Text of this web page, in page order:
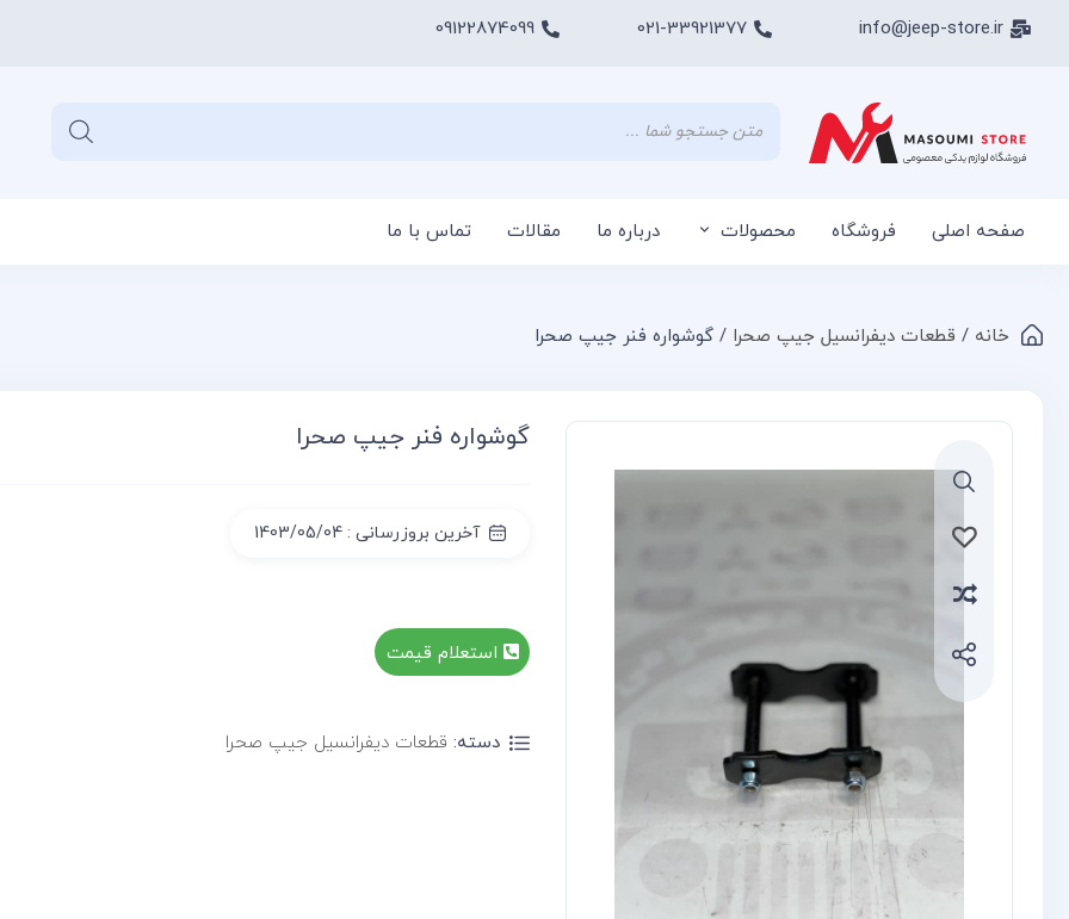
info@jeep-store.ir
021-33921377
09122874099
صفحه اصلی فروشگاه محصولات درباره ما مقالات تماس با ما
خانه / قطعات دیفرانسیل جیپ صحرا / گوشواره فنر جیپ صحرا
گوشواره فنر جیپ صحرا
آخرین بروزرسانی : 1403/05/04
استعلام قیمت
دسته: قطعات دیفرانسیل جیپ صحرا